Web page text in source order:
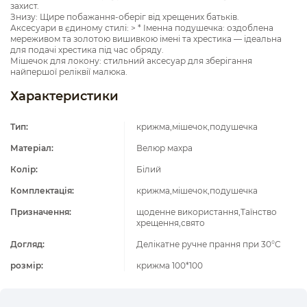
захист.
Знизу: Щире побажання-оберіг від хрещених батьків.
Аксесуари в єдиному стилі: > * Іменна подушечка: оздоблена
мереживом та золотою вишивкою імені та хрестика — ідеальна
для подачі хрестика під час обряду.
Мішечок для локону: стильний аксесуар для зберігання
найпершої реліквії малюка.
Характеристики
Тип: крижма,мішечок,подушечка
Матеріал: Велюр махра
Колір: Білий
Комплектація: крижма,мішечок,подушечка
Призначення:
щоденне використання,Таїнство
хрещення,свято
Догляд: Делікатне ручне прання при 30°C
розмір: крижма 100*100